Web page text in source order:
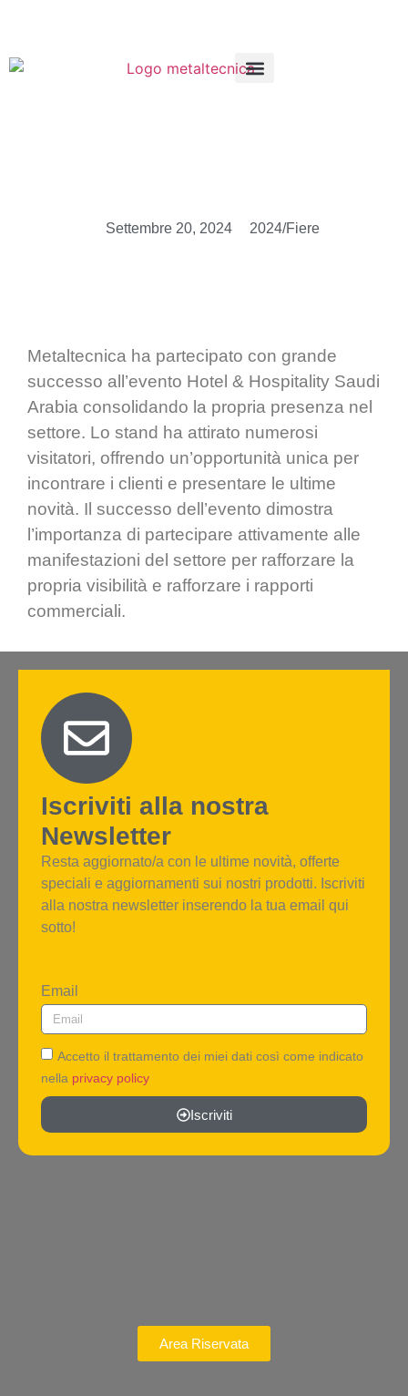
Settembre 20, 2024 2024/Fiere
Metaltecnica ha partecipato con grande
successo all’evento Hotel & Hospitality Saudi
Arabia consolidando la propria presenza nel
settore. Lo stand ha attirato numerosi
visitatori, offrendo un’opportunità unica per
incontrare i clienti e presentare le ultime
novità. Il successo dell’evento dimostra
l’importanza di partecipare attivamente alle
manifestazioni del settore per rafforzare la
propria visibilità e rafforzare i rapporti
commerciali.
Iscriviti alla nostra
Newsletter
Resta aggiornato/a con le ultime novità, offerte
speciali e aggiornamenti sui nostri prodotti. Iscriviti
alla nostra newsletter inserendo la tua email qui
sotto!
Email
Accetto il trattamento dei miei dati così come indicato
nella privacy policy
Iscriviti
Area Riservata